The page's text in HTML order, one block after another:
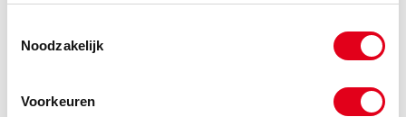
Noodzakelijk
Voorkeuren